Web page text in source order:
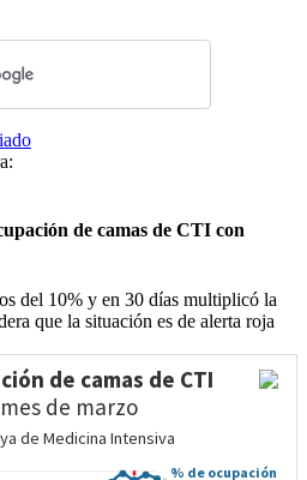
de camas de CTI con
del 10% y en 30 días multiplicó la
que la situación es de alerta roja